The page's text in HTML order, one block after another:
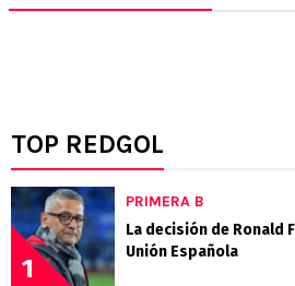
TOP REDGOL
1
PRIMERA B
La decisión de Ronald
Unión Española